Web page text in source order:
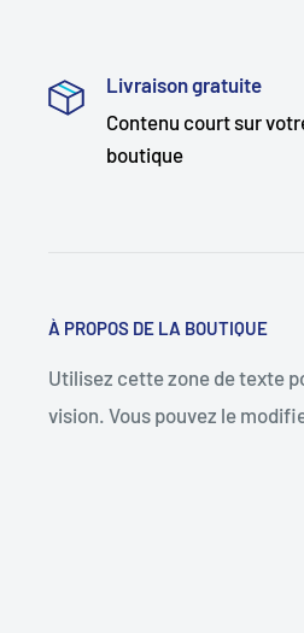
Livraison gratuite
Contenu court sur
boutique
À PROPOS DE LA BOUTIQUE
Utilisez cette zone de texte
vision. Vous pouvez le